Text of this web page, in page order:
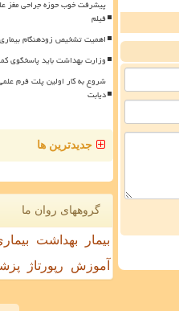
پیشرفت خوب حوزه جراحی مغز
فیلم
اهمیت تشخیص زودهنگام
وزارت بهداشت باید پاسخگوی
شروع به کار اولین پلت فرم
دیابت
جدیدترین ها
گروههای روان ما
بیمار بهداشت
آموزش
رپورتاژ